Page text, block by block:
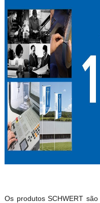
Os produtos SCHWERT